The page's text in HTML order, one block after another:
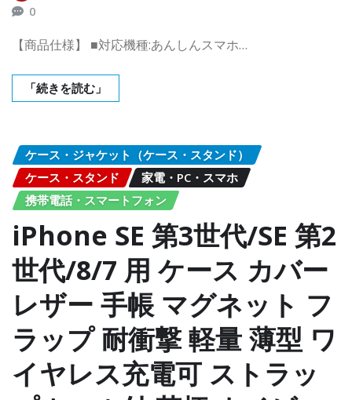
0
【商品仕様】 ■対応機種:あんしんスマホ…
「続きを読む」
ケース・ジャケット（ケース・スタンド）
ケース・スタンド
家電・PC・スマホ
携帯電話・スマートフォン
iPhone SE 第3世代/SE 第2
世代/8/7 用 ケース カバー
レザー 手帳 マグネット フ
ラップ 耐衝撃 軽量 薄型 ワ
イヤレス充電可 ストラッ